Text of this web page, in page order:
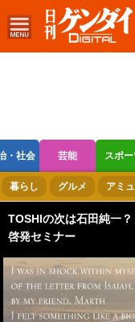
・社会 芸能 スポ
ボートレース 競輪
暮らし グルメ アミ
TOSHIの次は石田純一
啓発セミナー